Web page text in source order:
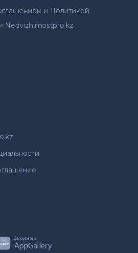
и Политикой
Nedvizhimostpro.kz